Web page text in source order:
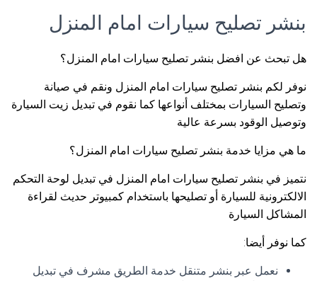
بنشر تصليح سيارات امام المنزل
هل تبحث عن افضل بنشر تصليح سيارات امام المنزل؟
نوفر لكم بنشر تصليح سيارات امام المنزل ونقم في صيانة
وتصليح السيارات بمختلف أنواعها كما نقوم في تبديل زيت السيارة
وتوصيل الوقود بسرعة عالية
ما هي مزايا خدمة بنشر تصليح سيارات امام المنزل؟
نتميز في بنشر تصليح سيارات امام المنزل في تبديل لوحة التحكم
الالكترونية للسيارة أو تصليحها باستخدام كمبيوتر حديث لقراءة
المشاكل السيارة
كما نوفر أيضا:
نعمل عبر بنشر متنقل خدمة الطريق مشرف في تبديل